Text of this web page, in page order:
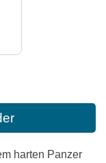
harten Panzer